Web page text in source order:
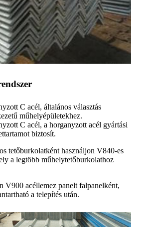
C acél, általános választás
műhelyépületekhez.
C acél, a horganyzott acél gyártási
biztosít.
tetőburkolatként használjon V840-es
a legtöbb műhelytetőburkolathoz
V900 acéllemez panelt falpanelként,
a telepítés után.